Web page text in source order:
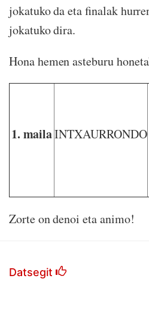
jokatuko da eta finalak
jokatuko dira.
Hona hemen asteburu
1. mailaINTXAURRONDO
Zorte on denoi eta animo!
Datsegit